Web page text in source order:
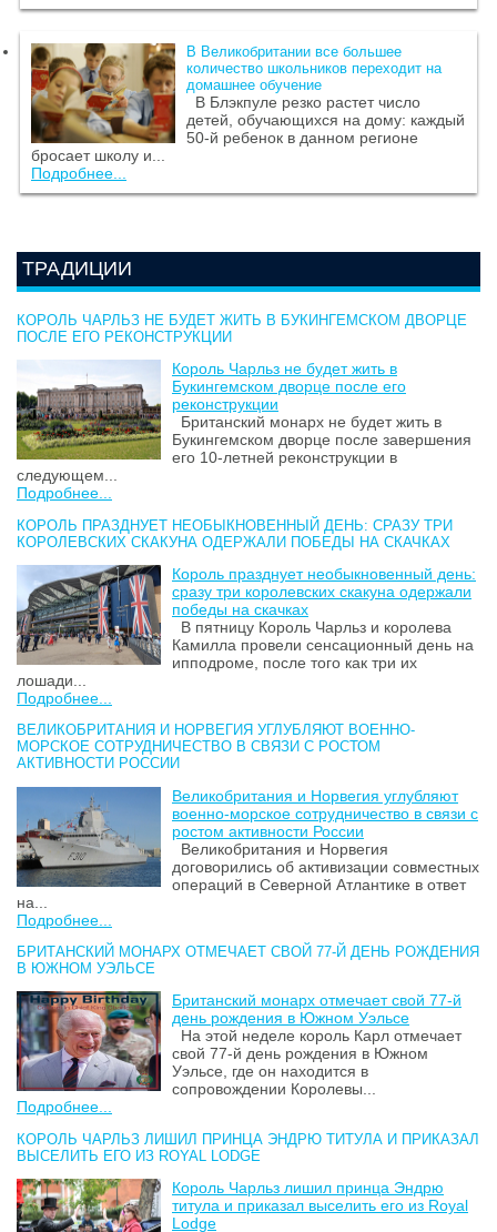
В Великобритании все большее
количество школьников переходит на
домашнее обучение
В Блэкпуле резко растет число
детей, обучающихся на дому: каждый
50-й ребенок в данном регионе
бросает школу и...
Подробнее...
ТРАДИЦИИ
КОРОЛЬ ЧАРЛЬЗ НЕ БУДЕТ ЖИТЬ В БУКИНГЕМСКОМ ДВОРЦЕ
ПОСЛЕ ЕГО РЕКОНСТРУКЦИИ
Король Чарльз не будет жить в
Букингемском дворце после его
реконструкции
Британский монарх не будет жить в
Букингемском дворце после завершения
его 10-летней реконструкции в
следующем...
Подробнее...
КОРОЛЬ ПРАЗДНУЕТ НЕОБЫКНОВЕННЫЙ ДЕНЬ: СРАЗУ ТРИ
КОРОЛЕВСКИХ СКАКУНА ОДЕРЖАЛИ ПОБЕДЫ НА СКАЧКАХ
Король празднует необыкновенный день:
сразу три королевских скакуна одержали
победы на скачках
В пятницу Король Чарльз и королева
Камилла провели сенсационный день на
ипподроме, после того как три их
лошади...
Подробнее...
ВЕЛИКОБРИТАНИЯ И НОРВЕГИЯ УГЛУБЛЯЮТ ВОЕННО-
МОРСКОЕ СОТРУДНИЧЕСТВО В СВЯЗИ С РОСТОМ
АКТИВНОСТИ РОССИИ
Великобритания и Норвегия углубляют
военно-морское сотрудничество в связи с
ростом активности России
Великобритания и Норвегия
договорились об активизации совместных
операций в Северной Атлантике в ответ
на...
Подробнее...
БРИТАНСКИЙ МОНАРХ ОТМЕЧАЕТ СВОЙ 77-Й ДЕНЬ РОЖДЕНИЯ
В ЮЖНОМ УЭЛЬСЕ
Британский монарх отмечает свой 77-й
день рождения в Южном Уэльсе
На этой неделе король Карл отмечает
свой 77-й день рождения в Южном
Уэльсе, где он находится в
сопровождении Королевы...
Подробнее...
КОРОЛЬ ЧАРЛЬЗ ЛИШИЛ ПРИНЦА ЭНДРЮ ТИТУЛА И ПРИКАЗАЛ
ВЫСЕЛИТЬ ЕГО ИЗ ROYAL LODGE
Король Чарльз лишил принца Эндрю
титула и приказал выселить его из Royal
Lodge